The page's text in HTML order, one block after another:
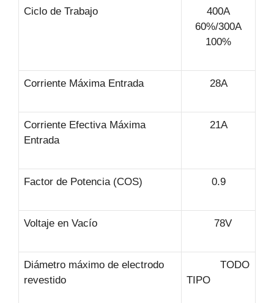
Ciclo de Trabajo
400A
60%/300A
100%
Corriente Máxima Entrada 28A
Corriente Efectiva Máxima
Entrada
21A
Factor de Potencia (COS) 0.9
Voltaje en Vacío 78V
Diámetro máximo de electrodo
revestido
TODO
TIPO